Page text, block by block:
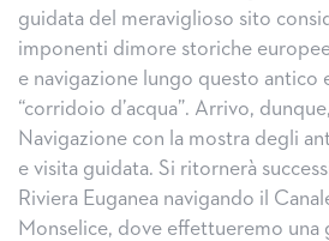
guidata del meraviglioso sito
imponenti dimore storiche
e navigazione lungo questo antico
“corridoio d’acqua”. Arrivo,
Navigazione con la mostra degli
e visita guidata. Si ritornerà
Riviera Euganea navigando il
Monselice, dove effettueremo una